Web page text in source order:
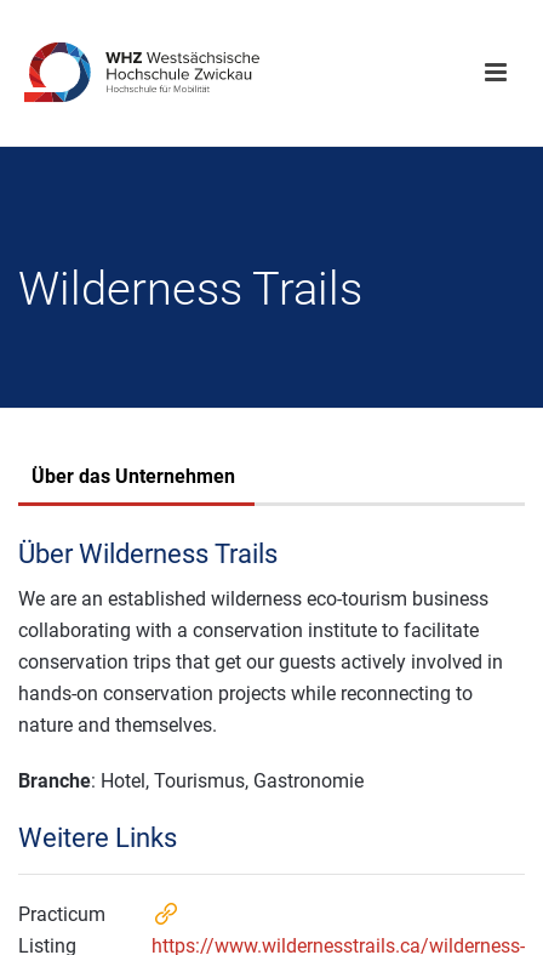
Wilderness Trails
Über das Unternehmen
Über Wilderness Trails
We are an established wilderness eco-tourism business
collaborating with a conservation institute to facilitate
conservation trips that get our guests actively involved in
hands-on conservation projects while reconnecting to
nature and themselves.
Branche: Hotel, Tourismus, Gastronomie
Weitere Links
Practicum
Listing
https://www.wildernesstrails.ca/wilderness-